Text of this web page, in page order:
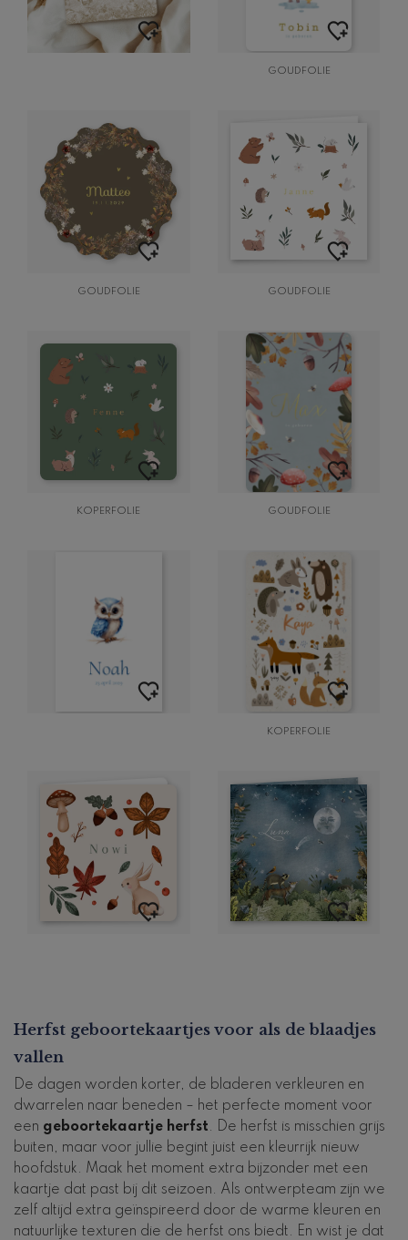
GOUDFOLIE
GOUDFOLIE GOUDFOLIE
KOPERFOLIE GOUDFOLIE
KOPERFOLIE
Herfst geboortekaartjes voor als de blaadjes
vallen
De dagen worden korter, de bladeren verkleuren en
dwarrelen naar beneden – het perfecte moment voor
een geboortekaartje herfst. De herfst is misschien grijs
buiten, maar voor jullie begint juist een kleurrijk nieuw
hoofdstuk. Maak het moment extra bijzonder met een
kaartje dat past bij dit seizoen. Als ontwerpteam zijn we
zelf altijd extra geïnspireerd door de warme kleuren en
natuurlijke texturen die de herfst ons biedt. En wist je dat